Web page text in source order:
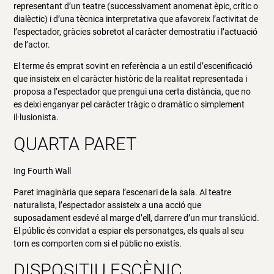
representant d’un teatre (successivament anomenat èpic, crític o
dialèctic) i d’una tècnica interpretativa que afavoreix l’activitat de
l’espectador, gràcies sobretot al caràcter demostratiu i l’actuació
de l’actor.
El terme és emprat sovint en referència a un estil d’escenificació
que insisteix en el caràcter històric de la realitat representada i
proposa a l’espectador que prengui una certa distància, que no
es deixi enganyar pel caràcter tràgic o dramàtic o simplement
il·lusionista.
QUARTA PARET
Ing Fourth Wall
Paret imaginària que separa l’escenari de la sala. Al teatre
naturalista, l’espectador assisteix a una acció que
suposadament esdevé al marge d’ell, darrere d’un mur translúcid.
El públic és convidat a espiar els personatges, els quals al seu
torn es comporten com si el públic no existís.